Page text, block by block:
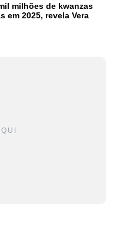
milhões de kwanzas
em 2025, revela Vera